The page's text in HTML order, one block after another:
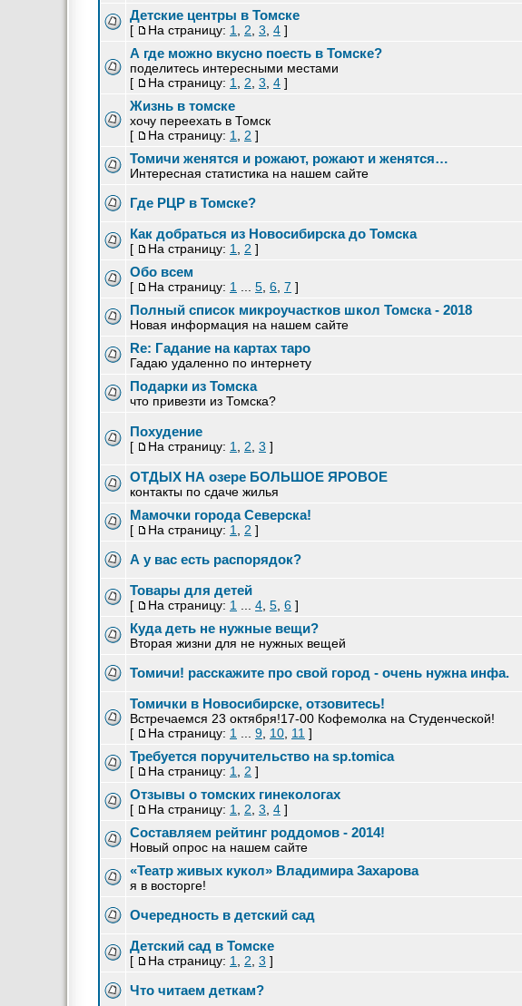
Детские центры в Томске
[ На страницу: 1 2 3 4 ]
А где можно вкусно поесть в Томске?
поделитесь интересными местами
[
На страницу: 1 2 3 4 ]
Жизнь в томске
хочу переехать в Томск
[
На страницу: 1 2 ]
Томичи женятся и рожают, рожают и женятся…
Интересная статистика на нашем сайте
Где РЦР в Томске?
Как добраться из Новосибирска до Томска
[ На страницу: 1 2 ]
Обо всем
[ На страницу: 1 5 6 7 ]
Полный список микроучастков школ Томска - 2018
Новая информация на нашем сайте
Re: Гадание на картах таро
Гадаю удаленно по интернету
Подарки из Томска
что привезти из Томска?
Похудение
[ На страницу: 1 2 3 ]
ОТДЫХ НА озере БОЛЬШОЕ ЯРОВОЕ
контакты по сдаче жилья
Мамочки города Северска!
[ На страницу: 1 2 ]
А у вас есть распорядок?
Товары для детей
[ На страницу: 1 4 5 6 ]
Куда деть не нужные вещи?
Вторая жизни для не нужных вещей
Томичи! расскажите про свой город - очень нужна инфа.
Томички в Новосибирске, отзовитесь!
Встречаемся 23 октября!17-00 Кофемолка на Студенческой!
[
На страницу: 1 9 10 11 ]
Требуется поручительство на sp.tomica
[ На страницу: 1 2 ]
Отзывы о томских гинекологах
[ На страницу: 1 2 3 4 ]
Составляем рейтинг роддомов - 2014!
Новый опрос на нашем сайте
«Театр живых кукол» Владимира Захарова
я в восторге!
Очередность в детский сад
Детский сад в Томске
[ На страницу: 1 2 3 ]
Что читаем деткам?